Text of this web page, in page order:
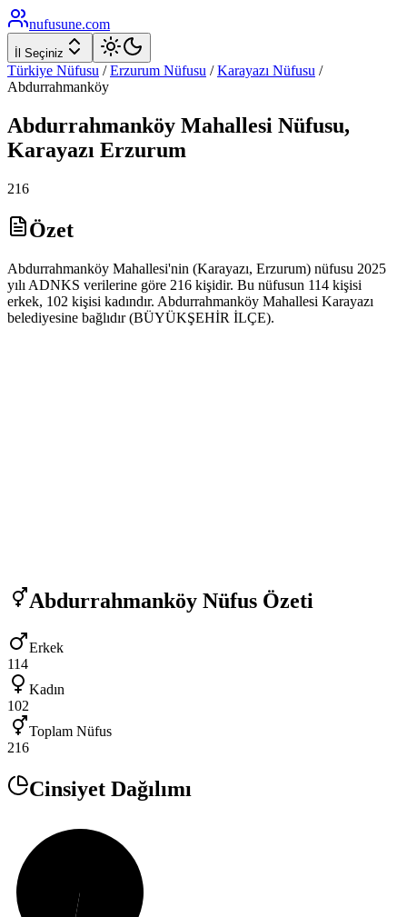
nufusune.com
İl Seçiniz
Türkiye Nüfusu / Erzurum Nüfusu / Karayazı Nüfusu /
Abdurrahmanköy
Abdurrahmanköy Mahallesi Nüfusu,
Karayazı Erzurum
216
Özet
Abdurrahmanköy Mahallesi'nin (Karayazı, Erzurum) nüfusu 2025
yılı ADNKS verilerine göre 216 kişidir. Bu nüfusun 114 kişisi
erkek, 102 kişisi kadındır. Abdurrahmanköy Mahallesi Karayazı
belediyesine bağlıdır (BÜYÜKŞEHİR İLÇE).
Abdurrahmanköy Nüfus Özeti
Erkek
114
Kadın
102
Toplam Nüfus
216
Cinsiyet Dağılımı